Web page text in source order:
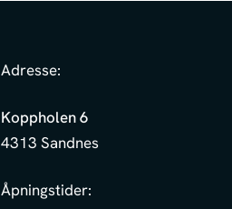
Adresse:
Koppholen 6
4313 Sandnes
Åpningstider: